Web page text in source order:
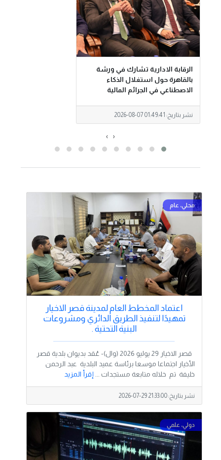
الرقابة الادارية تشارك في ورشة
بالقاهرة حول استغلال الذكاء
الاصطناعي في الجرائم المالية
نشر بتاريخ:2026-08-07 01:49:41
اعتماد المخطط العام لمدينة قصر الاخيار
تمهيدًا لتنفيذ الطريق الدائري ومشروعات
البنية التحتية .
قصر الاخيار 29 يوليو 2026 (وال)- عُقد بديوان بلدية قصر
الأخيار اجتماعا موسعا برئاسة عميد البلدية عبد الرحمن
خليفة تم خلاله متابعة مستجدات ...
إقرأ المزيد
نشر بتاريخ:2026-07-29 21:33:00